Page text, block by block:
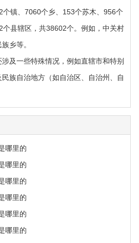
镇、7060个乡、153个苏木、956个
个县辖区，共38602个。例如，中关村
乡等。
及一些特殊情况，例如直辖市和特别
族自治地方（如自治区、自治州、自
哪里的
哪里的
哪里的
哪里的
哪里的
哪里的